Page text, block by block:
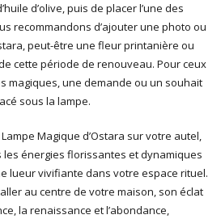
d’olive, puis de placer l’une des
recommandons d’ajouter une photo ou
peut-être une fleur printanière ou
cette période de renouveau. Pour ceux
magiques, une demande ou un souhait
sous la lampe.
Magique d’Ostara sur votre autel,
énergies florissantes et dynamiques
lueur vivifiante dans votre espace rituel.
au centre de votre maison, son éclat
la renaissance et l’abondance,